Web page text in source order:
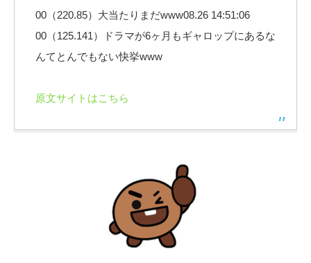
00（220.85）大当たりまだwww08.26 14:51:06
00（125.141）ドラマが6ヶ月もギャロップにあるな
んてとんでもない快挙www
原文サイトはこちら